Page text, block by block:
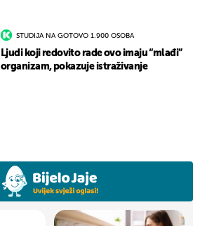
STUDIJA NA GOTOVO 1.900 OSOBA
Ljudi koji redovito rade ovo imaju “mlađi”
organizam, pokazuje istraživanje